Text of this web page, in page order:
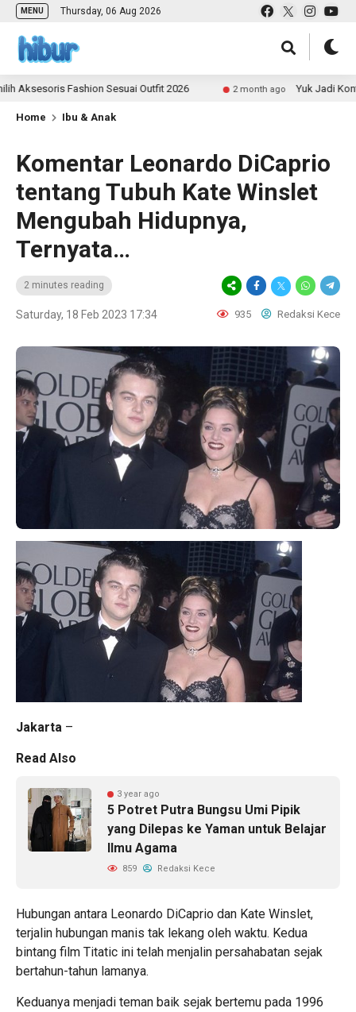
MENU Thursday, 06 Aug 2026
Fashion Sesuai Outfit 2026 2 month ago Yuk Jadi Kontributor
Home Ibu & Anak
Komentar Leonardo DiCaprio
tentang Tubuh Kate Winslet
Mengubah Hidupnya,
Ternyata…
2 minutes reading
Saturday, 18 Feb 2023 17:34 935 Redaksi Kece
Jakarta –
Read Also
3 year ago
5 Potret Putra Bungsu Umi Pipik
yang Dilepas ke Yaman untuk Belajar
Ilmu Agama
859 Redaksi Kece
Hubungan antara Leonardo DiCaprio dan Kate Winslet,
terjalin hubungan manis tak lekang oleh waktu. Kedua
bintang film Titatic ini telah menjalin persahabatan sejak
bertahun-tahun lamanya.
Keduanya menjadi teman baik sejak bertemu pada 1996